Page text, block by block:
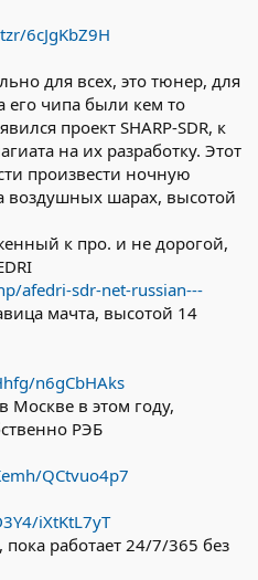
6cJgKbZ9H
для всех, это тюнер, для
его чипа были кем то
проект SHARP-SDR, к
на их разработку. Этот
произвести ночную
воздушных шарах, высотой
к про. и не дорогой,
afedri-sdr-net-russian---
мачта, высотой 14
n6gCbHAks
Москве в этом году,
РЭБ
QCtvuo4p7
iXtKtL7yT
работает 24/7/365 без